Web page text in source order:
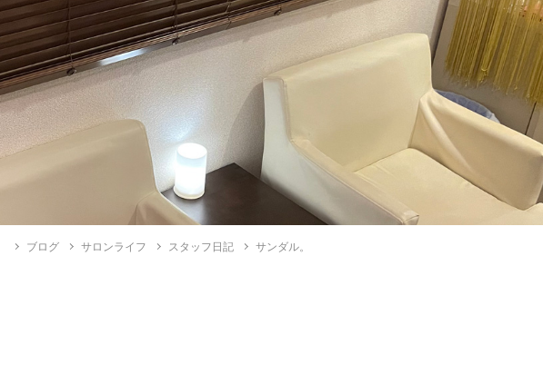
ブログ サロンライフ スタッフ日記 サンダル。